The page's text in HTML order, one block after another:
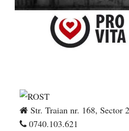
Str. Traian nr. 168, Sector
0740.103.621